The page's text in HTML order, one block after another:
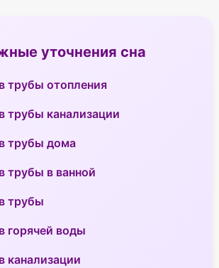
уточнения сна
трубы отопления
трубы канализации
трубы дома
трубы в ванной
трубы
горячей воды
канализации